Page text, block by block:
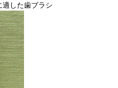
適した歯ブラシ